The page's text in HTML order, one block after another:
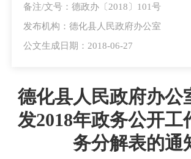
备注/文号：德政办〔2018〕101号
发布机构：德化县人民政府办公室
公文生成日期：2018-06-27
德化县人民政府办公
发2018年政务公开工
务分解表的通